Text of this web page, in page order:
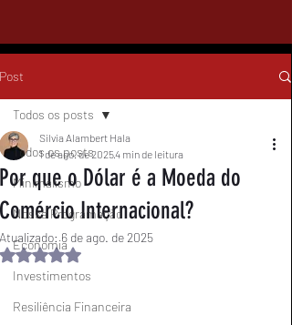
Post
Todos os posts
Minimalismo
Nossa Programação
Economia
Investimentos
Resiliência Financeira
Todos os posts
Por que o Dólar é a Moeda do
Comércio Internacional?
Silvia Alambert Hala
1 de ago. de 20254 min de leitura
Atualizado:6 de ago. de 2025
Avaliado com NaN de 5 estrelas.